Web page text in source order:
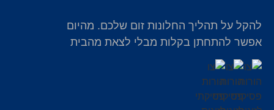
להקל על תהליך החלונות זום שלכם. מהיום
אפשר להתחתן בקלות מבלי לצאת מהבית